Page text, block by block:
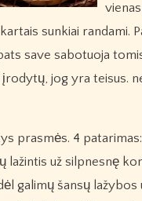
sunkiai randami.
save sabotuoja
jog yra teisus.
prasmės. 4
už silpnesnę
galimų šansų